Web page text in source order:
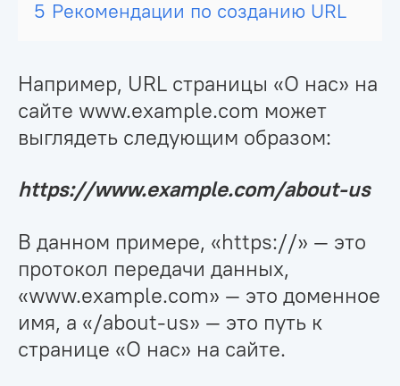
5 Рекомендации по созданию URL
Например, URL страницы «О нас» на
сайте www.example.com может
выглядеть следующим образом:
https://www.example.com/about-us
В данном примере, «https://» — это
протокол передачи данных,
«www.example.com» — это доменное
имя, а «/about-us» — это путь к
странице «О нас» на сайте.